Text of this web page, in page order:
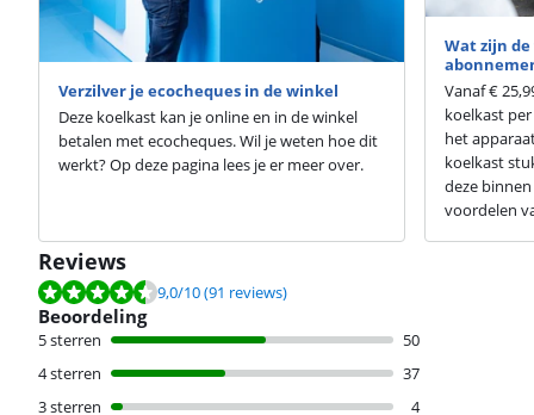
Verzilver je ecocheques in de winkel
Deze koelkast kan je online en in de winkel
betalen met ecocheques. Wil je weten hoe dit
werkt? Op deze pagina lees je er meer over.
Wat zijn
Vanaf €
koelkast
het
koelkast
deze
voordelen
Reviews
Beoordeling is 9,0 van de 10, gebaseerd op 91 reviews.
9,0/10(91 reviews)
Beoordeling
5 sterren
50
4 sterren
37
3 sterren
4